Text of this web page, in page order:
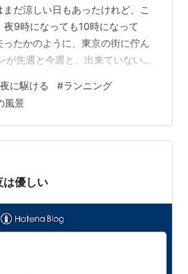
だ涼しい日もあったけれど、こ
夜9時になっても10時になって
たかのように、東京の街に佇ん
が先週と今週と、出来ていない。
ある土日ならではの贅沢だった
う。筋トレを終えて外に出ると、
が押し寄せてくる。 だめだ。急
変更。確かに散歩も気持ちいの
る気がして、消化不良を覚え
ていなかった昨年…
夜に駆ける #ランニング
風景
優しい